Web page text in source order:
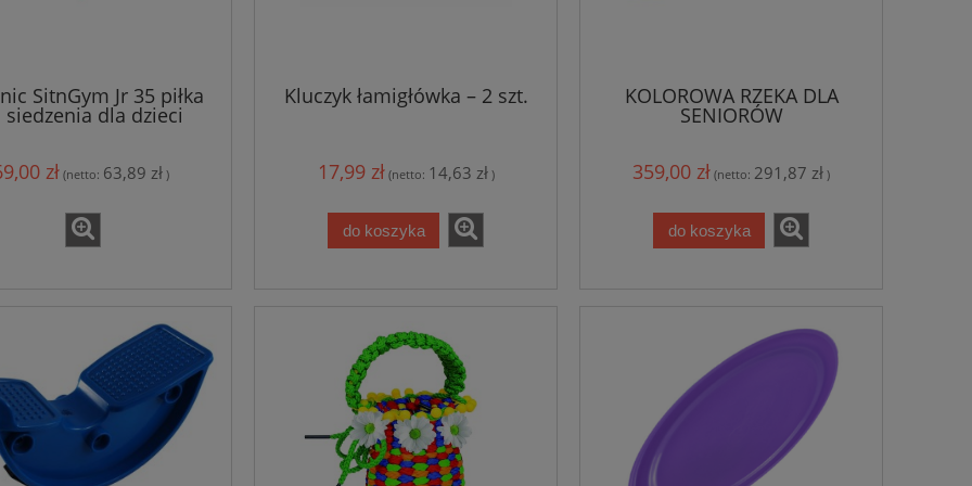
SitnGym Jr 35 piłka
siedzenia dla dzieci
zł (netto: 63,89 zł)
Kluczyk łamigłówka – 2 szt.
17,99 zł (netto: 14,63 zł)
do koszyka
KOLOROWA RZEKA DLA
SENIORÓW
359,00 zł (netto: 291,87 zł )
do koszyka